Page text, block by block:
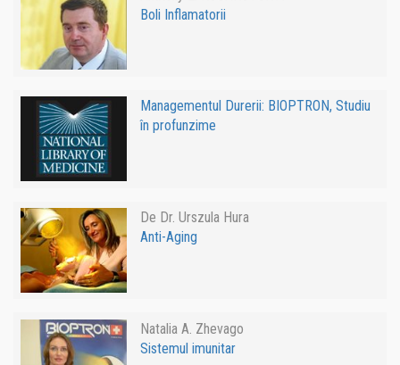
Boli Inflamatorii
Managementul Durerii: BIOPTRON, Studiu
în profunzime
De Dr. Urszula Hura
Anti-Aging
Natalia A. Zhevago
Sistemul imunitar